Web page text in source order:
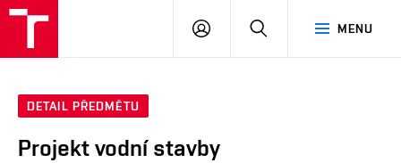
MENU
PŘIHLÁSIT
DETAIL PŘEDMĚTU
Projekt vodní stavby